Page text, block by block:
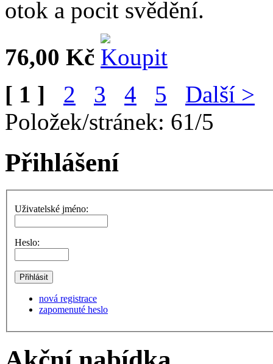
otok a pocit svědění.
76,00 Kč
[ 1 ]
2 3 4 5
Další >
Položek/stránek: 61/5
Přihlášení
Uživatelské jméno:
Heslo:
nová registrace
zapomenuté heslo